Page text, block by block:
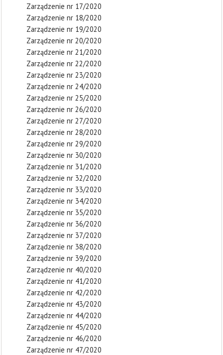
Zarządzenie nr 17/2020
Zarządzenie nr 18/2020
Zarządzenie nr 19/2020
Zarządzenie nr 20/2020
Zarządzenie nr 21/2020
Zarządzenie nr 22/2020
Zarządzenie nr 23/2020
Zarządzenie nr 24/2020
Zarządzenie nr 25/2020
Zarządzenie nr 26/2020
Zarządzenie nr 27/2020
Zarządzenie nr 28/2020
Zarządzenie nr 29/2020
Zarządzenie nr 30/2020
Zarządzenie nr 31/2020
Zarządzenie nr 32/2020
Zarządzenie nr 33/2020
Zarządzenie nr 34/2020
Zarządzenie nr 35/2020
Zarządzenie nr 36/2020
Zarządzenie nr 37/2020
Zarządzenie nr 38/2020
Zarządzenie nr 39/2020
Zarządzenie nr 40/2020
Zarządzenie nr 41/2020
Zarządzenie nr 42/2020
Zarządzenie nr 43/2020
Zarządzenie nr 44/2020
Zarządzenie nr 45/2020
Zarządzenie nr 46/2020
Zarządzenie nr 47/2020